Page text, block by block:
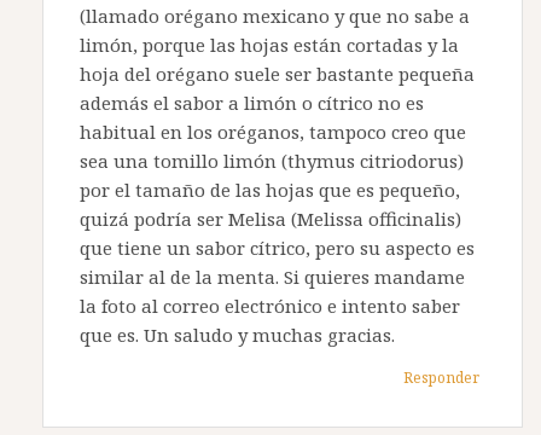
(llamado orégano mexicano y que no sabe a
limón, porque las hojas están cortadas y la
hoja del orégano suele ser bastante pequeña
además el sabor a limón o cítrico no es
habitual en los oréganos, tampoco creo que
sea una tomillo limón (thymus citriodorus)
por el tamaño de las hojas que es pequeño,
quizá podría ser Melisa (Melissa officinalis)
que tiene un sabor cítrico, pero su aspecto es
similar al de la menta. Si quieres mandame
la foto al correo electrónico e intento saber
que es. Un saludo y muchas gracias.
Responder